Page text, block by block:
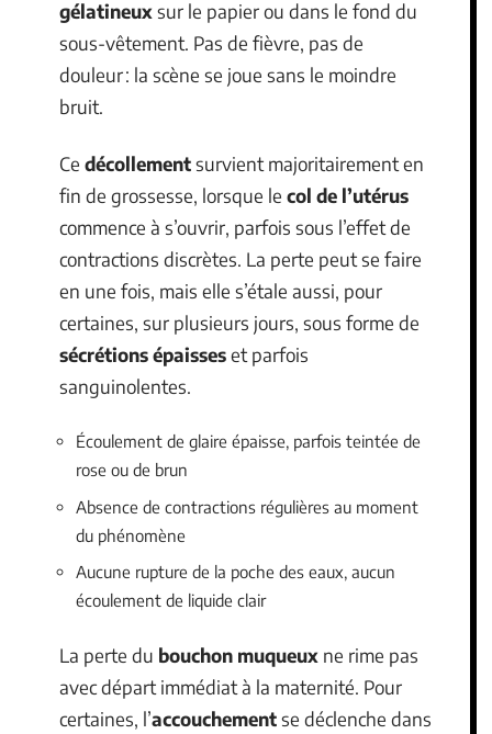
gélatineuxsur le papier ou dans le fond du
sous-vêtement. Pas de fièvre, pas de
douleur : la scène se joue sans le moindre
bruit.
Ce décollementsurvient majoritairement en
fin de grossesse, lorsque le col de l’utérus
commence à s’ouvrir, parfois sous l’effet de
contractions discrètes. La perte peut se faire
en une fois, mais elle s’étale aussi, pour
certaines, sur plusieurs jours, sous forme de
sécrétions épaisseset parfois
sanguinolentes.
Écoulement de glaire épaisse, parfois teintée de
rose ou de brun
Absence de contractions régulières au moment
du phénomène
Aucune rupture de la poche des eaux, aucun
écoulement de liquide clair
La perte du bouchon muqueux ne rime pas
avec départ immédiat à la maternité. Pour
certaines, l’accouchementse déclenche dans